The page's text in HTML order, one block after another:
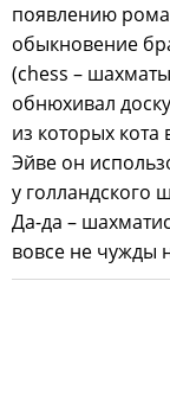
появлению
обыкновение
(chess –
обнюхивал
из которых кота
Эйве он
у голландского
Да-да –
вовсе не чужды